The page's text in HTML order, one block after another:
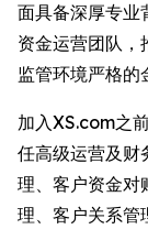
面具备深厚专业
资金运营团队，
监管环境严格的
加入XS.com之
任高级运营及财
理、客户资金对
理、客户关系管